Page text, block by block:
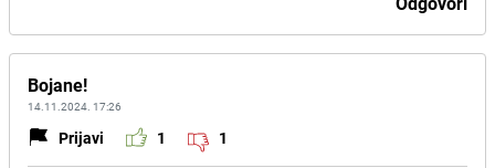
Bojane!
14.11.2024. 17:26
Prijavi 1 1